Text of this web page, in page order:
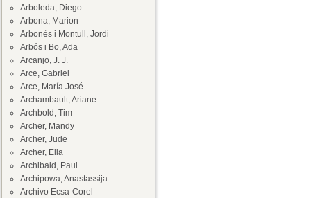
Arboleda, Diego
Arbona, Marion
Arbonès i Montull, Jordi
Arbós i Bo, Ada
Arcanjo, J. J.
Arce, Gabriel
Arce, María José
Archambault, Ariane
Archbold, Tim
Archer, Mandy
Archer, Jude
Archer, Ella
Archibald, Paul
Archipowa, Anastassija
Archivo Ecsa-Corel